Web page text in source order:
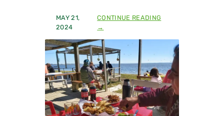
E
MAY 21,
2024
CONTINUE READING
→
E
U
T
S
C
H
S
P